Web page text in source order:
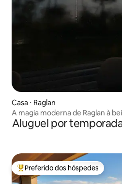
Casa ⋅ Raglan
A magia moderna de Raglan à
Aluguel por
Entre os melhores preferidos dos
Preferido dos hóspedes